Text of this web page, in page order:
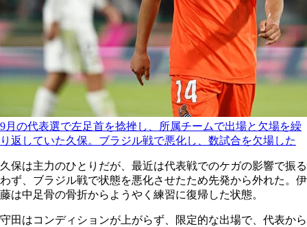
9月の代表選で左足首を捻挫し、所属チームで出場と欠場を繰
り返していた久保。ブラジル戦で悪化し、数試合を欠場した
久保は主力のひとりだが、最近は代表戦でのケガの影響で振る
わず、ブラジル戦で状態を悪化させたため先発から外れた。伊
藤は中足骨の骨折からようやく練習に復帰した状態。
守田はコンディションが上がらず、限定的な出場で、代表から